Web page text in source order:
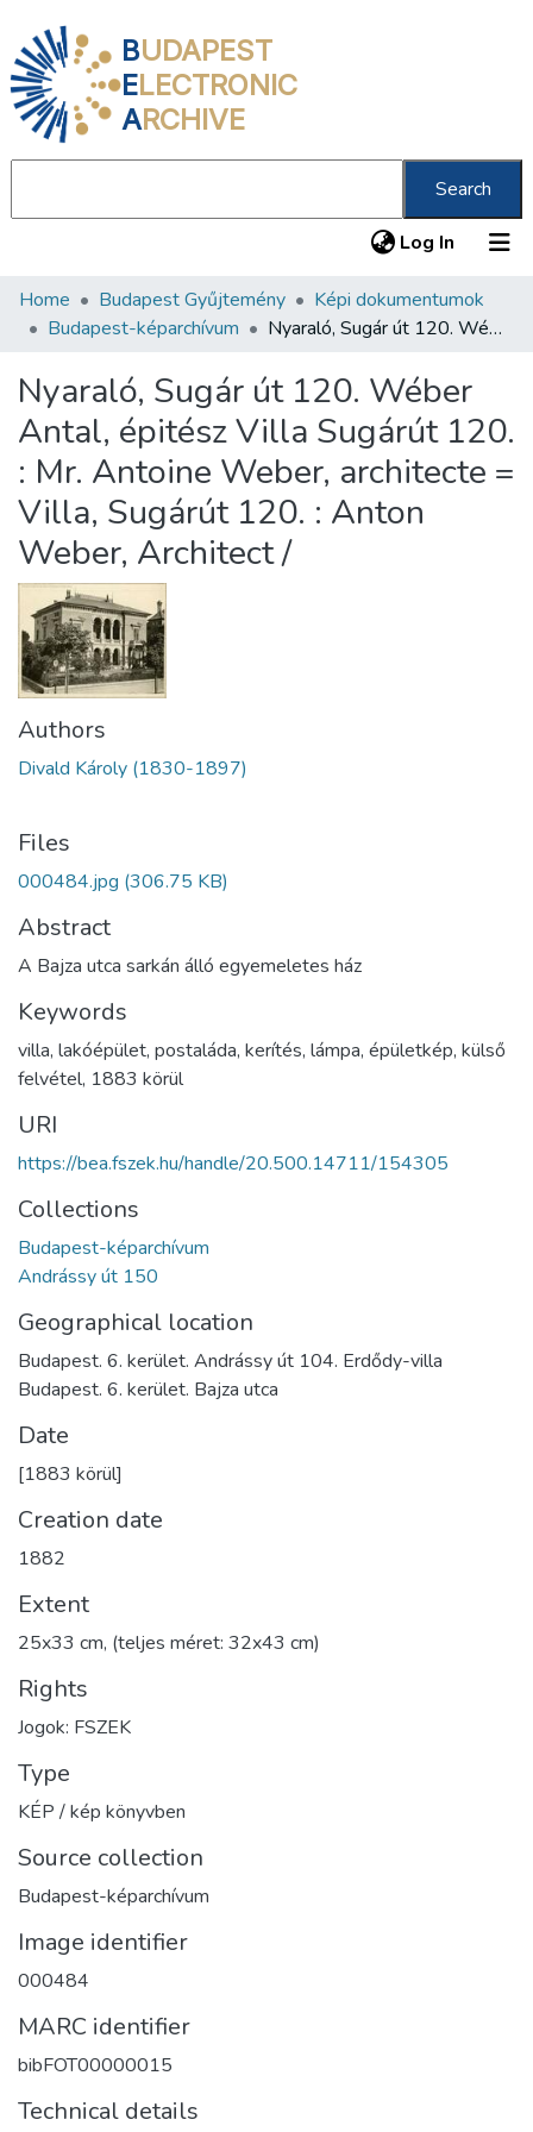
BUDAPEST
ELECTRONIC
ARCHIVE
Search
Log In (current)
Communities & Collections
Statistics
About us
Home Budapest Gyűjtemény
Képi dokumentumok
Budapest-képarchívum
Nyaraló, Sugár út 120. Wéber Antal, épitész Villa Sugárút 120. : Mr. Antoine Weber, architecte = Villa, Sugárút 120. : Anton Weber, Architect /
Nyaraló, Sugár út 120. Wéber
Antal, épitész Villa Sugárút 120.
: Mr. Antoine Weber, architecte =
Villa, Sugárút 120. : Anton
Weber, Architect /
Authors
Divald Károly (1830-1897)
Files
000484.jpg (306.75 KB)
Abstract
A Bajza utca sarkán álló egyemeletes ház
Keywords
villa, lakóépület, postaláda, kerítés, lámpa, épületkép, külső
felvétel, 1883 körül
URI
https://bea.fszek.hu/handle/20.500.14711/154305
Collections
Budapest-képarchívum
Andrássy út 150
Geographical location
Budapest. 6. kerület. Andrássy út 104. Erdődy-villa
Budapest. 6. kerület. Bajza utca
Date
[1883 körül]
Creation date
1882
Extent
25x33 cm, (teljes méret: 32x43 cm)
Rights
Jogok: FSZEK
Type
KÉP / kép könyvben
Source collection
Budapest-képarchívum
Image identifier
000484
MARC identifier
bibFOT00000015
Technical details